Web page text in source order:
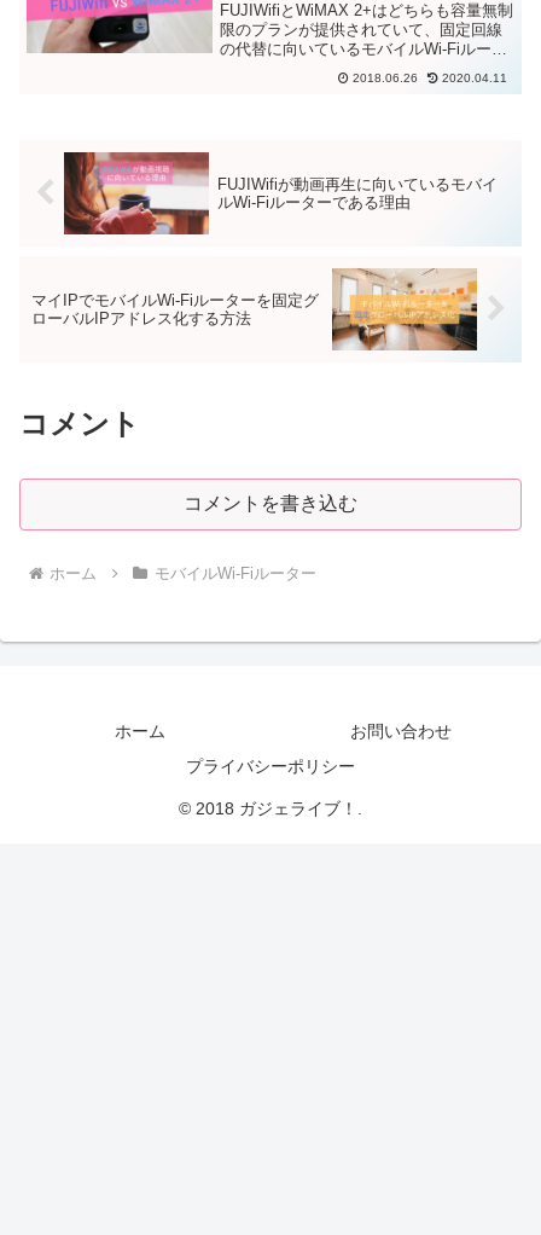
FUJIWifiとWiMAX 2+はどちらも容量無制
限のプランが提供されていて、固定回線
の代替に向いているモバイルWi-Fiルータ
ーサービスです。ところが通信速度につ
いて調べてみると、FUJIWifiは理論上、
2018.06.26 2020.04.11
FUJIWifiが動画再生に向いているモバイ
ルWi-Fiルーターである理由
マイIPでモバイルWi-Fiルーターを固定グ
ローバルIPアドレス化する方法
コメント
コメントを書き込む
ホーム モバイルWi-Fiルーター
ホーム
お問い合わせ
プライバシーポリシー
© 2018 ガジェライブ！.